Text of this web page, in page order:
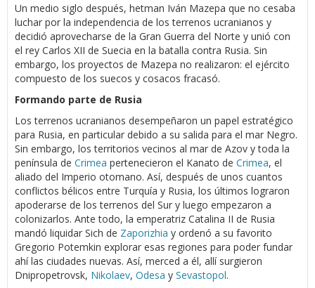
Un medio siglo después, hetman Iván Mazepa que no cesaba
luchar por la independencia de los terrenos ucranianos y
decidió aprovecharse de la Gran Guerra del Norte y unió con
el rey Carlos XII de Suecia en la batalla contra Rusia. Sin
embargo, los proyectos de Mazepa no realizaron: el ejército
compuesto de los suecos y cosacos fracasó.
Formando parte de Rusia
Los terrenos ucranianos desempeñaron un papel estratégico
para Rusia, en particular debido a su salida para el mar Negro.
Sin embargo, los territorios vecinos al mar de Azov y toda la
península de Crimea pertenecieron el Kanato de Crimea, el
aliado del Imperio otomano. Así, después de unos cuantos
conflictos bélicos entre Turquía y Rusia, los últimos lograron
apoderarse de los terrenos del Sur y luego empezaron a
colonizarlos. Ante todo, la emperatriz Catalina II de Rusia
mandó liquidar Sich de Zaporizhia y ordenó a su favorito
Gregorio Potemkin explorar esas regiones para poder fundar
ahí las ciudades nuevas. Así, merced a él, allí surgieron
Dnipropetrovsk, Nikolaev, Odesa y Sevastopol.